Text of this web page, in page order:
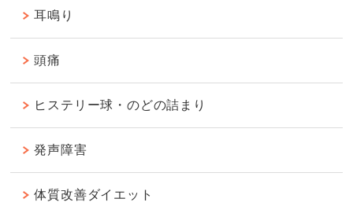
耳鳴り
頭痛
ヒステリー球・のどの詰まり
発声障害
体質改善ダイエット